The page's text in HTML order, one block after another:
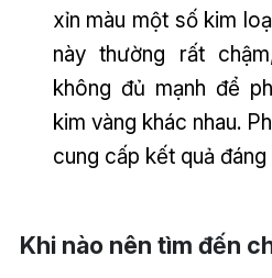
xỉn màu một số kim
này thường rất
không đủ mạnh để
kim vàng khác nhau.
cung cấp kết quả đáng
Khi nào nên tìm đến